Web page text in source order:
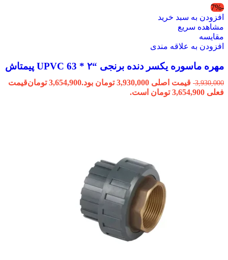
-7%
افزودن به سبد خرید
مشاهده سریع
مقایسه
افزودن به علاقه مندی
مهره ماسوره یکسر دنده برنجی “۲ * 63 UPVC پیمتاش
3,930,000 قیمت اصلی 3,930,000 تومان بود. 3,654,900 تومانقیمت
فعلی 3,654,900 تومان است.